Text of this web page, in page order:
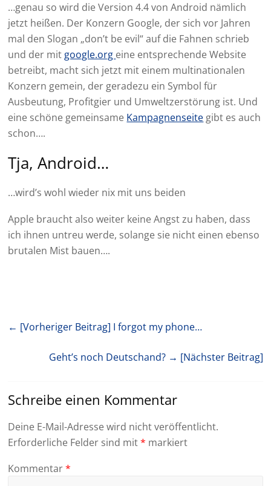
…genau so wird die Version 4.4 von Android nämlich
jetzt heißen. Der Konzern Google, der sich vor Jahren
mal den Slogan „don’t be evil“ auf die Fahnen schrieb
und der mit google.org eine entsprechende Website
betreibt, macht sich jetzt mit einem multinationalen
Konzern gemein, der geradezu ein Symbol für
Ausbeutung, Profitgier und Umweltzerstörung ist. Und
eine schöne gemeinsame Kampagnenseite gibt es auch
schon….
Tja, Android…
…wird’s wohl wieder nix mit uns beiden
Apple braucht also weiter keine Angst zu haben, dass
ich ihnen untreu werde, solange sie nicht einen ebenso
brutalen Mist bauen….
← [Vorheriger Beitrag] I forgot my phone…
Geht’s noch Deutschand? → [Nächster Beitrag]
Schreibe einen Kommentar
Deine E-Mail-Adresse wird nicht veröffentlicht.
Erforderliche Felder sind mit* markiert
Kommentar*